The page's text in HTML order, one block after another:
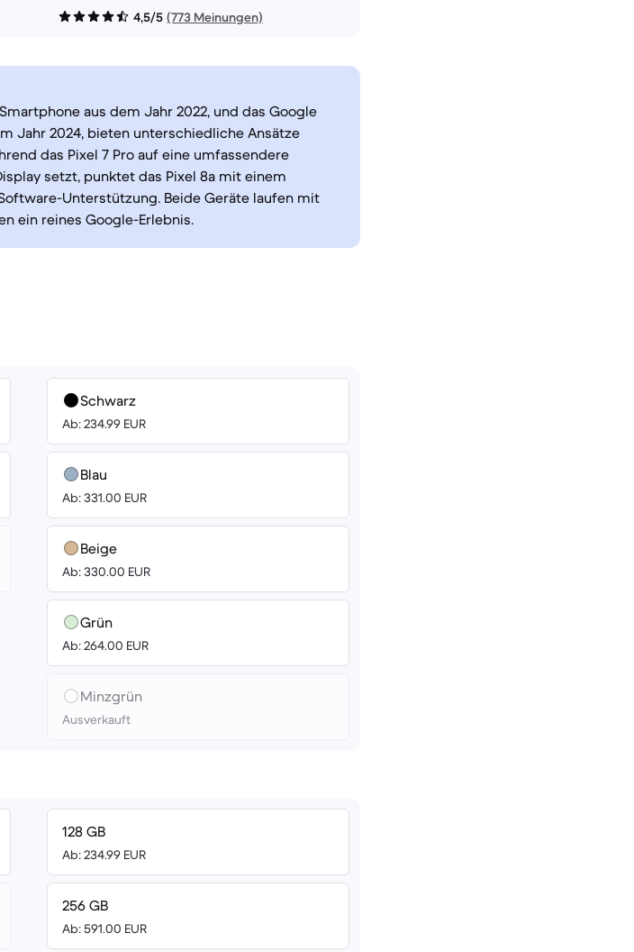
4,5/5 (773 Meinungen)
aus dem Jahr 2022, und das Google
Jahr 2024, bieten unterschiedliche Ansätze
das Pixel 7 Pro auf eine umfassendere
setzt, punktet das Pixel 8a mit einem
Unterstützung. Beide Geräte laufen mit
ein reines Google-Erlebnis.
Schwarz
Ab: 234.99 EUR
Blau
Ab: 331.00 EUR
Beige
Ab: 330.00 EUR
Grün
Ab: 264.00 EUR
Minzgrün
Ausverkauft
128 GB
Ab: 234.99 EUR
256 GB
Ab: 591.00 EUR